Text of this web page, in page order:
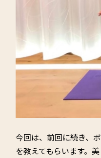
今回は、前回に続き、
を教えてもらいます。